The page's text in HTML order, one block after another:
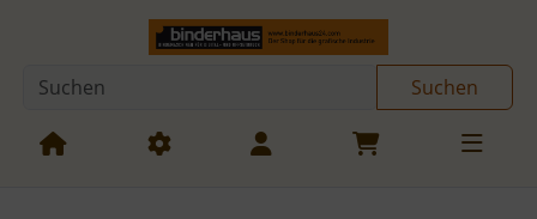
Sprungnavigation
Springe zur Navigation Springe zum Inhalt
Suchen